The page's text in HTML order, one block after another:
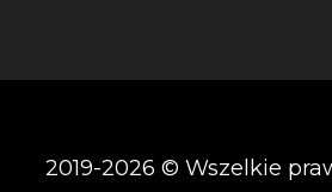
2019-2026 © Wszelkie